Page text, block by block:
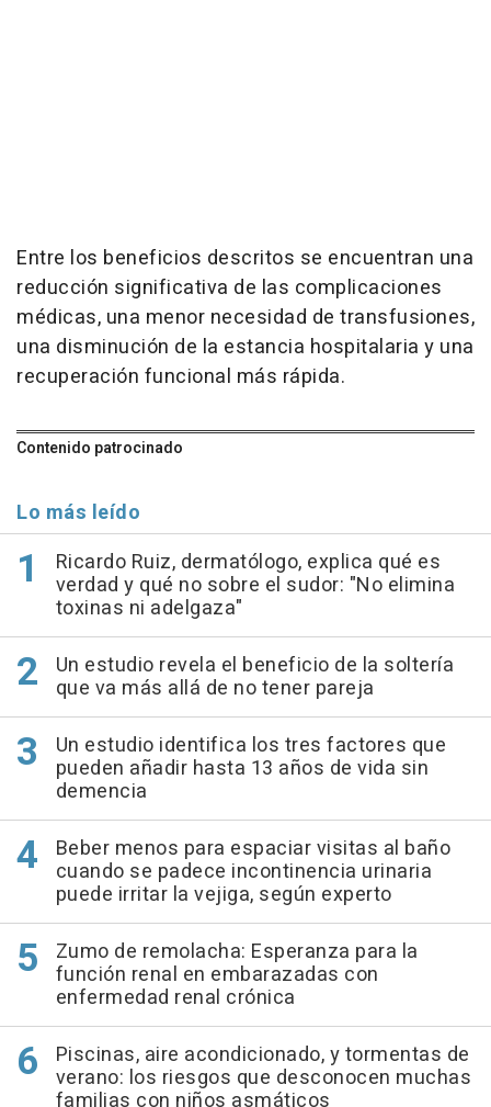
Entre los beneficios descritos se encuentran una
reducción significativa de las complicaciones
médicas, una menor necesidad de transfusiones,
una disminución de la estancia hospitalaria y una
recuperación funcional más rápida.
Contenido patrocinado
Lo más leído
Ricardo Ruiz, dermatólogo, explica qué es
verdad y qué no sobre el sudor: "No elimina
toxinas ni adelgaza"
Un estudio revela el beneficio de la soltería
que va más allá de no tener pareja
Un estudio identifica los tres factores que
pueden añadir hasta 13 años de vida sin
demencia
Beber menos para espaciar visitas al baño
cuando se padece incontinencia urinaria
puede irritar la vejiga, según experto
Zumo de remolacha: Esperanza para la
función renal en embarazadas con
enfermedad renal crónica
Piscinas, aire acondicionado, y tormentas de
verano: los riesgos que desconocen muchas